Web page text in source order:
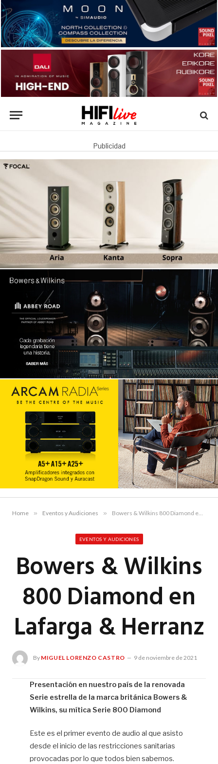
Publicidad
Home » Eventos y Audiciones » Bowers & Wilkins 800 Diamond en Lafarga & Herranz
EVENTOS Y AUDICIONES
Bowers & Wilkins
800 Diamond en
Lafarga & Herranz
By MIGUEL LORENZO CASTRO 9 de noviembre de 2021
Presentación en nuestro país de la renovada
Serie estrella de la marca británica Bowers &
Wilkins, su mítica Serie 800 Diamond
Este es el primer evento de audio al que asisto
desde el inicio de las restricciones sanitarias
provocadas por lo que todos bien sabemos.